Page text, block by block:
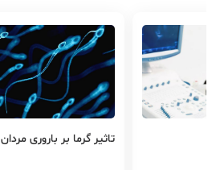
تاثیر گرما بر باروری مردان